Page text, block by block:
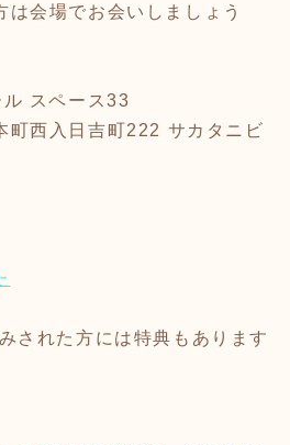
は会場でお会いしましょう
スペース33
町西入日吉町222 サカタニビ
された方には特典もあります